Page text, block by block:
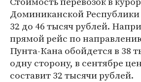
Доминиканской Республики
32 до 46 тысяч рублей.
прямой рейс по
Пунта-Кана обойдется в 38
одну сторону, в сентябре
составит 32 тысячи рублей.